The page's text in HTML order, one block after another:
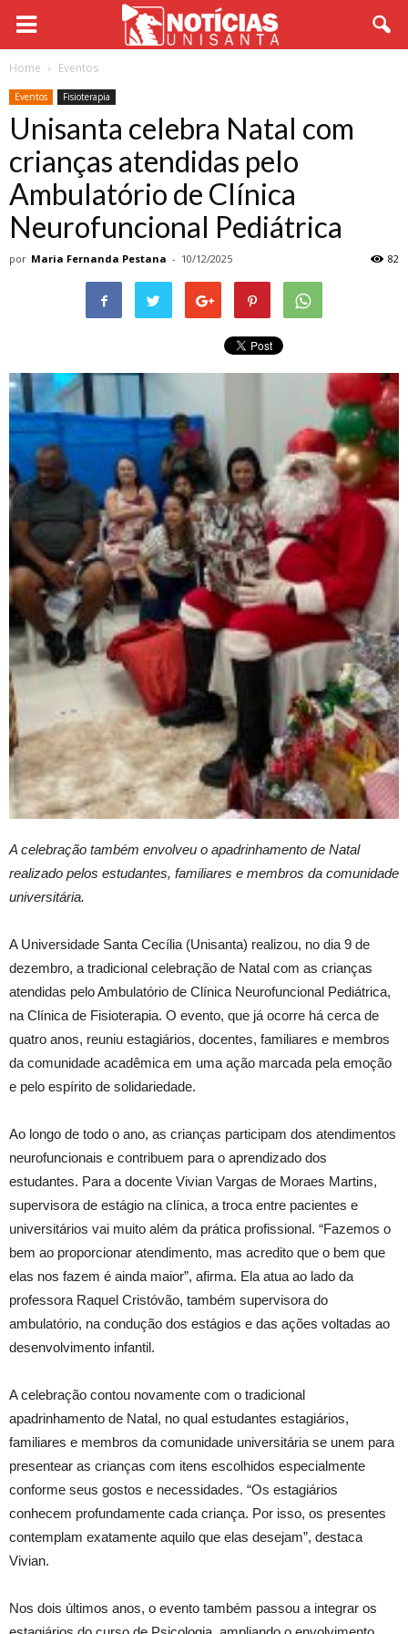
Home Eventos
Eventos Fisioterapia
Unisanta celebra Natal com
crianças atendidas pelo
Ambulatório de Clínica
Neurofuncional Pediátrica
por Maria Fernanda Pestana - 10/12/2025 82
A celebração também envolveu o apadrinhamento de Natal
realizado pelos estudantes, familiares e membros da comunidade
universitária.
A Universidade Santa Cecília (Unisanta) realizou, no dia 9 de
dezembro, a tradicional celebração de Natal com as crianças
atendidas pelo Ambulatório de Clínica Neurofuncional Pediátrica,
na Clínica de Fisioterapia. O evento, que já ocorre há cerca de
quatro anos, reuniu estagiários, docentes, familiares e membros
da comunidade acadêmica em uma ação marcada pela emoção
e pelo espírito de solidariedade.
Ao longo de todo o ano, as crianças participam dos atendimentos
neurofuncionais e contribuem para o aprendizado dos
estudantes. Para a docente Vivian Vargas de Moraes Martins,
supervisora de estágio na clínica, a troca entre pacientes e
universitários vai muito além da prática profissional. “Fazemos o
bem ao proporcionar atendimento, mas acredito que o bem que
elas nos fazem é ainda maior”, afirma. Ela atua ao lado da
professora Raquel Cristóvão, também supervisora do
ambulatório, na condução dos estágios e das ações voltadas ao
desenvolvimento infantil.
A celebração contou novamente com o tradicional
apadrinhamento de Natal, no qual estudantes estagiários,
familiares e membros da comunidade universitária se unem para
presentear as crianças com itens escolhidos especialmente
conforme seus gostos e necessidades. “Os estagiários
conhecem profundamente cada criança. Por isso, os presentes
contemplam exatamente aquilo que elas desejam”, destaca
Vivian.
Nos dois últimos anos, o evento também passou a integrar os